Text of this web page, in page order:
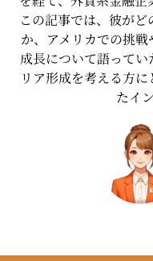
この記事では、彼が
か、アメリカでの挑
成長について語って
リア形成を考える方
たイ